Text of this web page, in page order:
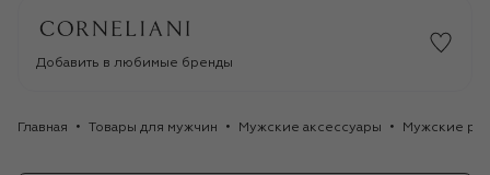
Добавить в любимые бренды
Главная Товары для мужчин Мужские аксессуары Мужские